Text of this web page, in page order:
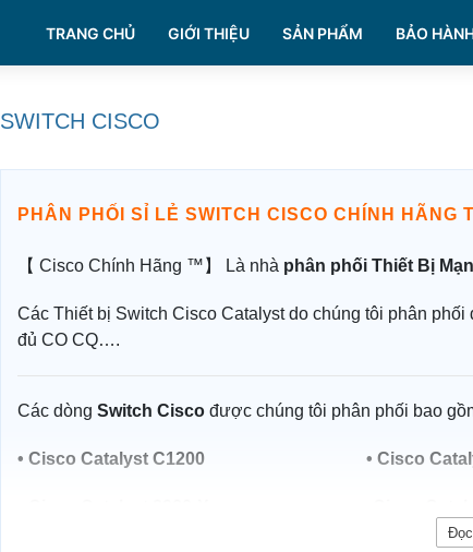
TRANG CHỦ GIỚI THIỆU SẢN PHẨM BẢO
SWITCH CISCO
PHÂN PHỐI SỈ LẺ SWITCH CISCO CHÍNH HÃNG
【 Cisco Chính Hãng ™】 Là nhà phân phối Thiết Bị
Các Thiết bị Switch Cisco Catalyst do chúng tôi phân
đủ CO CQ….
Các dòng Switch Cisco được chúng tôi phân phối bao
• Cisco Catalyst C1200 • Cisco